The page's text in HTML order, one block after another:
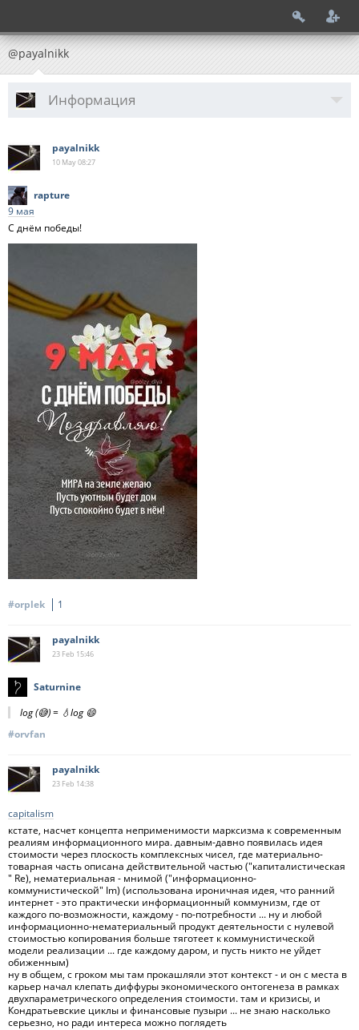
@payalnikk
Информация
payalnikk
10 May08:27
rapture
9 мая
С днём победы!
#orplek 1
payalnikk
23 Feb 15:46
Saturnine
log (😅) = 💧log 😄
#orvfan
payalnikk
23 Feb 14:38
capitalism
кстате, насчет концепта неприменимости марксизма к современным
реалиям информационного мира. давным-давно появилась идея
стоимости через плоскость комплексных чисел, где материально-
товарная часть описана действительной частью ("капиталистическая
" Re), нематериальная - мнимой ("информационно-
коммунистической" Im) (использована ироничная идея, что ранний
интернет - это практически информационный коммунизм, где от
каждого по-возможности, каждому - по-потребности ... ну и любой
информационно-нематериальный продукт деятельности с нулевой
стоимостью копирования больше тяготеет к коммунистической
модели реализации ... где каждому даром, и пусть никто не уйдет
обиженным)
ну в общем, с гроком мы там прокашляли этот контекст - и он с места в
карьер начал клепать диффуры экономического онтогенеза в рамках
двухпараметрического определения стоимости. там и кризисы, и
Кондратьевские циклы и финансовые пузыри ... не знаю насколько
серьезно, но ради интереса можно поглядеть